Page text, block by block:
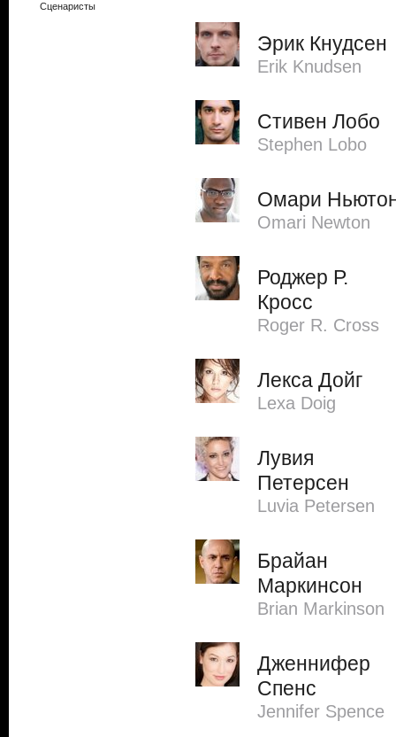
Сценаристы
Эрик Кнудсен
Erik Knudsen
Стивен Лобо
Stephen Lobo
Омари
Omari Newton
Роджер Р.
Кросс
Roger R. Cross
Лекса Дойг
Lexa Doig
Лувия
Петерсен
Luvia Petersen
Брайан
Маркинсон
Brian Markinson
Дженнифер
Спенс
Jennifer Spence